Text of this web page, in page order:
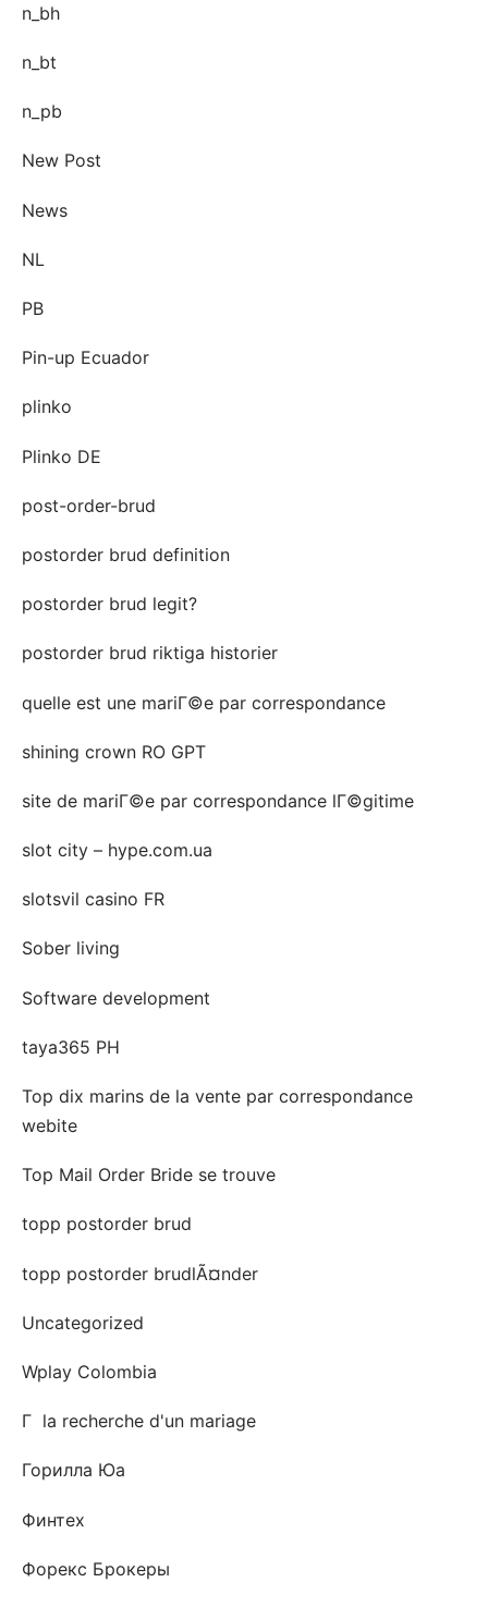
n_bh
n_bt
n_pb
New Post
News
NL
PB
Pin-up Ecuador
plinko
Plinko DE
post-order-brud
postorder brud definition
postorder brud legit?
postorder brud riktiga historier
quelle est une mariГ©e par correspondance
shining crown RO GPT
site de mariГ©e par correspondance lГ©gitime
slot city – hype.com.ua
slotsvil casino FR
Sober living
Software development
taya365 PH
Top dix marins de la vente par correspondance
webite
Top Mail Order Bride se trouve
topp postorder brud
topp postorder brudlÃ¤nder
Uncategorized
Wplay Colombia
Г la recherche d'un mariage
Горилла Юа
Финтех
Форекс Брокеры